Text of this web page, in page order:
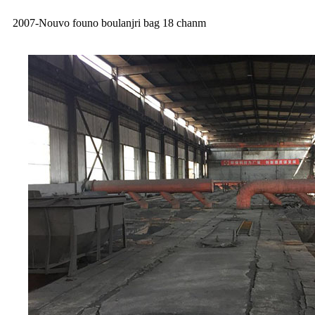
2007-Nouvo founo boulanjri bag 18 chanm